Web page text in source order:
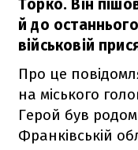
Торко. Він
й до
військовій
Про це
на міського
Герой був родом
Франківській